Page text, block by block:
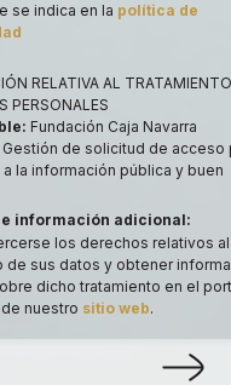
se indica en la política de
RELATIVA AL
PERSONALES
Fundación Caja Navarra
Gestión de solicitud de acceso
a la información pública y buen
información adicional:
los derechos relativos al
de sus datos y obtener
dicho tratamiento en el
nuestro sitio web.